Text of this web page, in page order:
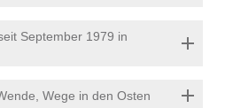
September 1979 in
Wege in den Osten